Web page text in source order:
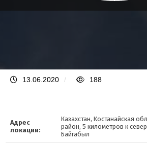
13.06.2020 / 188
Адрес
локации:
Казахстан, Костанайская
район, 5 километров к
Байгабыл